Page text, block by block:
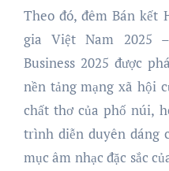
Theo đó, đêm Bán kết Hoa hậu Doanh nhân Quốc
gia Việt Nam 2025
Business 2025 được
nền tảng mạng xã hội
chất thơ của phố núi,
trình diễn duyên dáng
mục âm nhạc đặc sắc